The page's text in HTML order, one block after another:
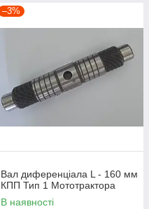
–3%
Вал диференціала L - 160 мм
КПП Тип 1 Мототрактора
В наявності